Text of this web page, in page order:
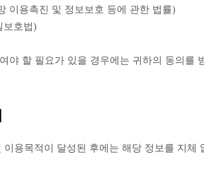
이용촉진 및 정보보호 등에 관한 법률)
보호법)
야 할 필요가 있을 경우에는 귀하의 동의를
용목적이 달성된 후에는 해당 정보를 지